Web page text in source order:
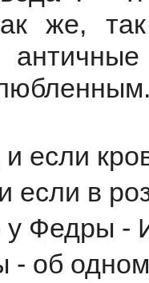
же,
если
если в
Федры -
- об